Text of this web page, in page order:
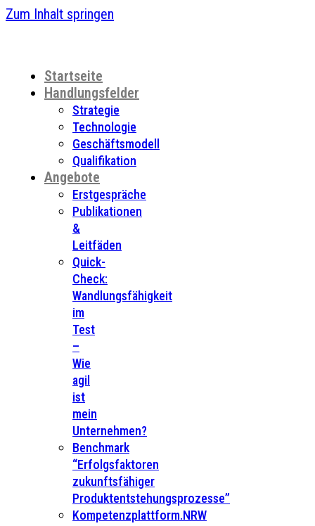
Zum Inhalt springen
Startseite
Handlungsfelder
Strategie
Technologie
Geschäftsmodell
Qualifikation
Angebote
Erstgespräche
Publikationen
&
Leitfäden
Quick-
Check:
Wandlungsfähigkeit
im
Test
–
Wie
agil
ist
mein
Unternehmen?
Benchmark
“Erfolgsfaktoren
zukunftsfähiger
Produktentstehungsprozesse”
Kompetenzplattform.NRW